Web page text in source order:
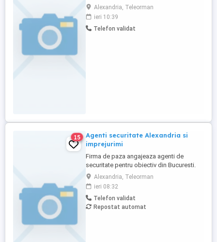
Măgurele, Alexandria, Roșiori de Vede,
Zimnicea și Videle. Oferim in loc de muncă
sigur și un salariu atractiv. Detalii la telf
Alexandria, Teleorman
ieri 10:39
Telefon validat
15
Agenti securitate Alexandria si
imprejurimi
Firma de paza angajeaza agenti de
securitate pentru obiectiv din Bucuresti.
Se ofera transport gratuit,program de
lucru in ture (24 48), salarizare 3400 lei net.
Mai multe detalii la telefon 0748199453.
Alexandria, Teleorman
ieri 08:32
Telefon validat
Repostat automat